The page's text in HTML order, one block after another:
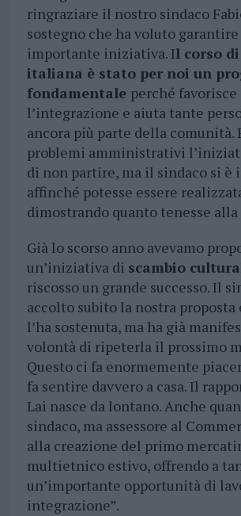
ringraziare il nostro sindaco
sostegno che ha voluto garantire
importante iniziativa. Il corso
italiana è stato per noi un
fondamentale perché favorisce
l’integrazione e aiuta tante
ancora più parte della comunità.
problemi amministrativi
di non partire, ma il sindaco si è
affinché potesse essere
dimostrando quanto tenesse alla
Già lo scorso anno avevamo
un’iniziativa di scambio
riscosso un grande successo. Il
accolto subito la nostra proposta
l’ha sostenuta, ma ha già
volontà di ripeterla il prossimo
Questo ci fa enormemente
fa sentire davvero a casa. Il
Lai nasce da lontano. Anche
sindaco, ma assessore al
alla creazione del primo
multietnico estivo, offrendo a
un’importante opportunità di
integrazione”.